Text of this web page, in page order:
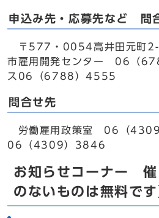
申込み先・応募先など 問
〒577・0054高井田元町
市雇用開発センター 06（
ス06（6788）4555
問合せ先
労働雇用政策室 06（4309
06（4309）3846
お知らせコーナー
のないものは無料です